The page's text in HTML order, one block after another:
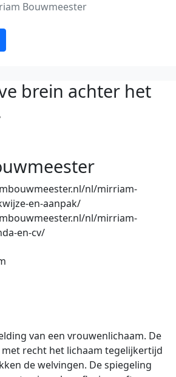
Bouwmeester
brein achter het
nl/mirriam-
en-aanpak/
nl/mirriam-
en-cv/
van een vrouwenlichaam. De
recht het lichaam tegelijkertijd
de welvingen. De spiegeling